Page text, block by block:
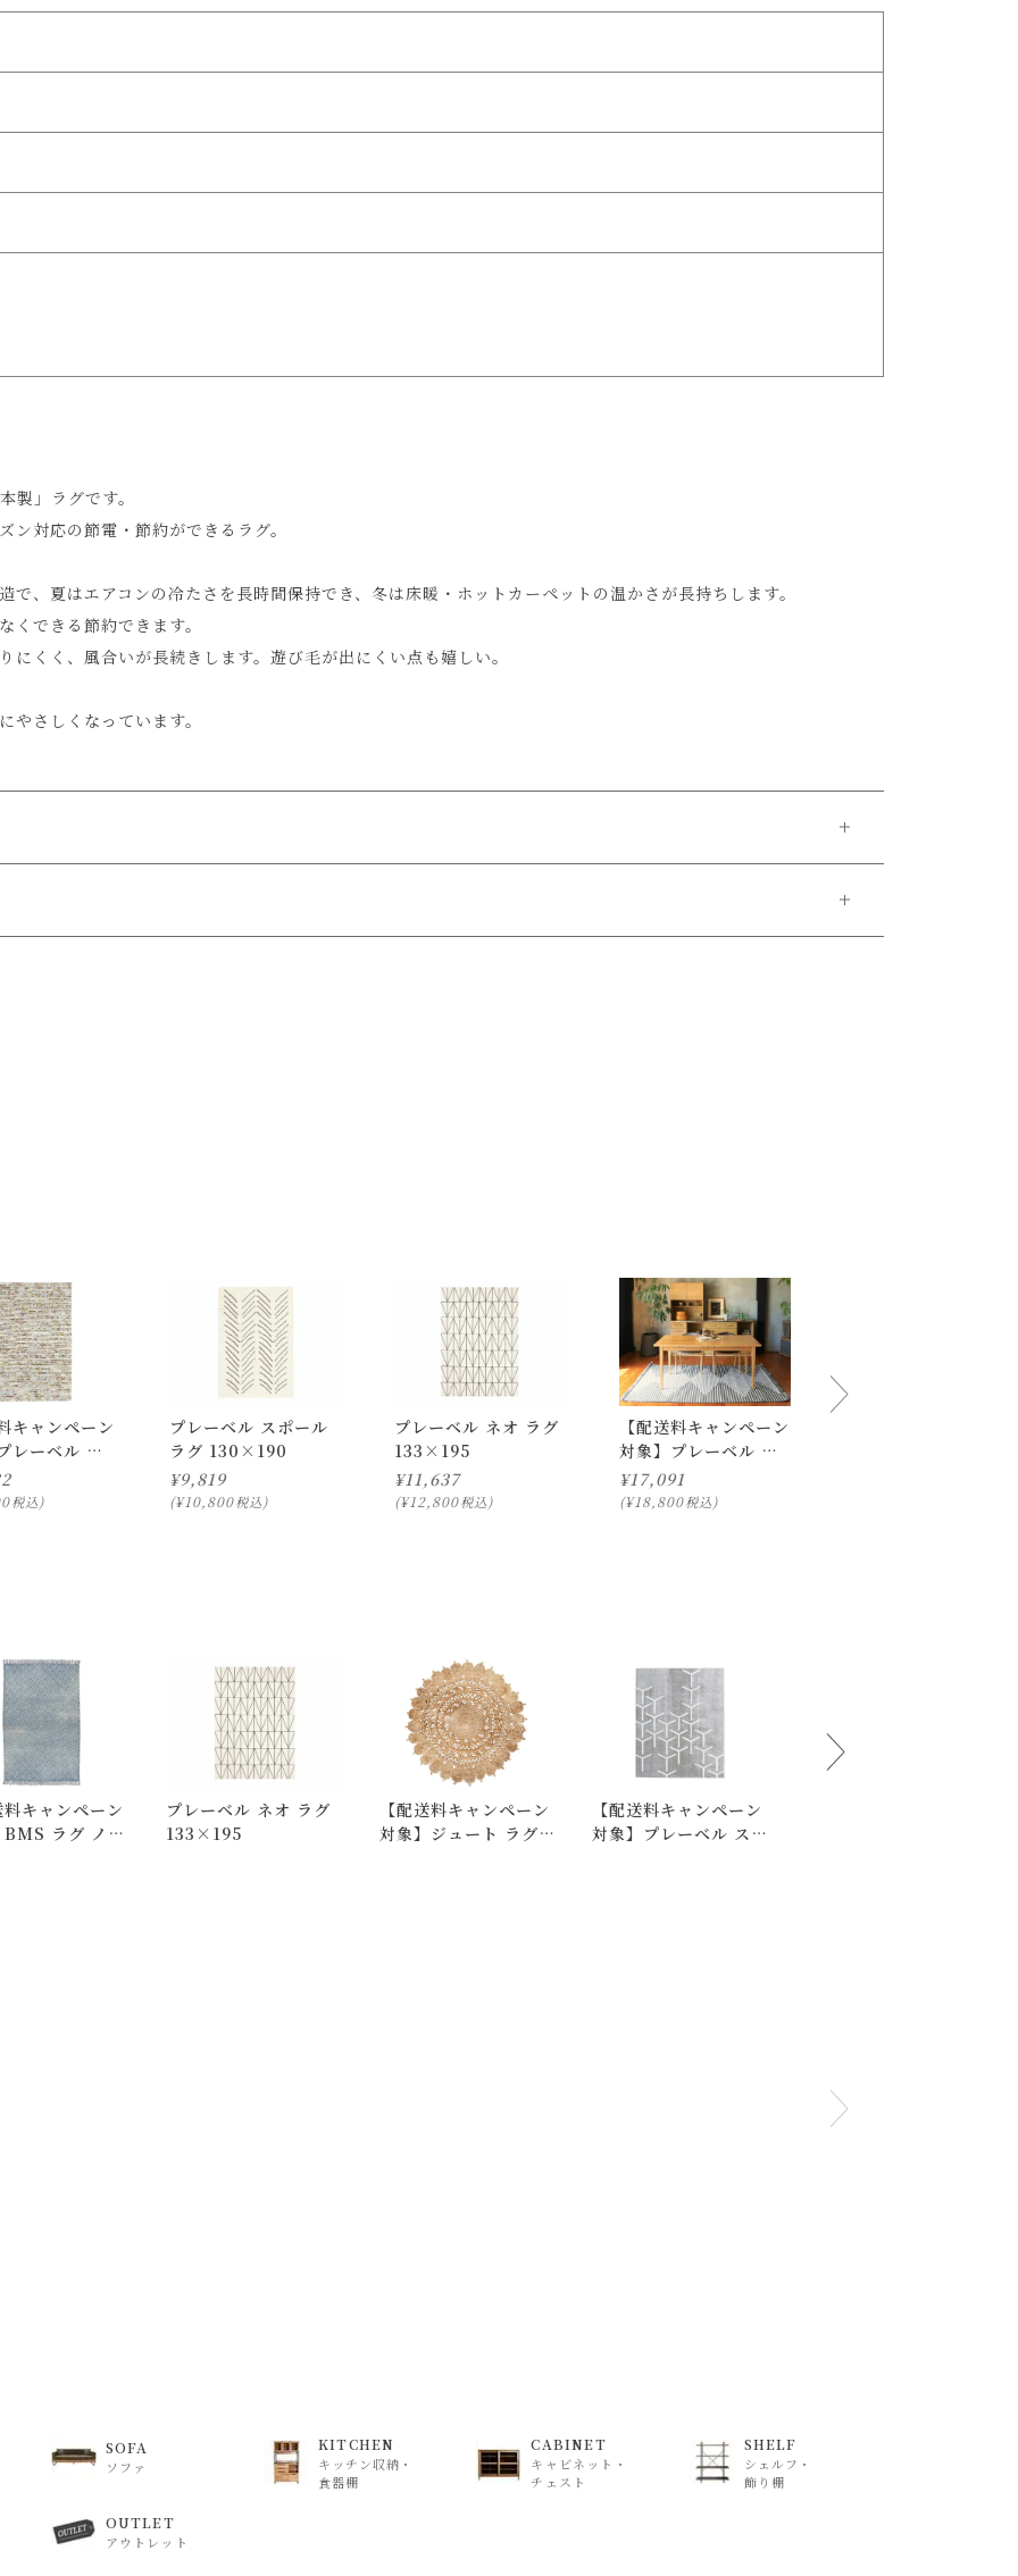
製」ラグです。
対応の節電・節約ができるラグ。
、夏はエアコンの冷たさを長時間保持でき、冬は床暖・ホットカーペットの温かさが長持ちします。
できる節約できます。
くく、風合いが長続きします。遊び毛が出にくい点も嬉しい。
さしくなっています。
みとなります。
の出荷はできません。
キャンペーン
レーベル マ
グ
税込
プレーベル スポール
ラグ 130×190
¥9,819
¥10,800税込
プレーベル ネオ ラグ
133×195
¥11,637
¥12,800税込
【配送料キャンペーン
対象】プレーベル ジ
ータ ラグ 160×230
¥17,091
¥18,800税込
キャンペーン
BMS ラグ ノス
プレーベル ネオ ラグ
133×195
【配送料キャンペーン
対象】ジュート ラグ
【配送料キャンペーン
対象】プレーベル スコ
SOFA
ソファ
KITCHEN
キッチン収納・
食器棚
CABINET
キャビネット・
チェスト
SHELF
シェルフ・
飾り棚
OUTLET
アウトレット